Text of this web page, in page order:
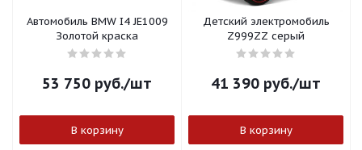
Автомобиль BMW I4 JE1009
Золотой краска
53 750 руб./шт
В корзину
Детский электромобиль
Z999ZZ серый
41 390 руб./шт
В корзину